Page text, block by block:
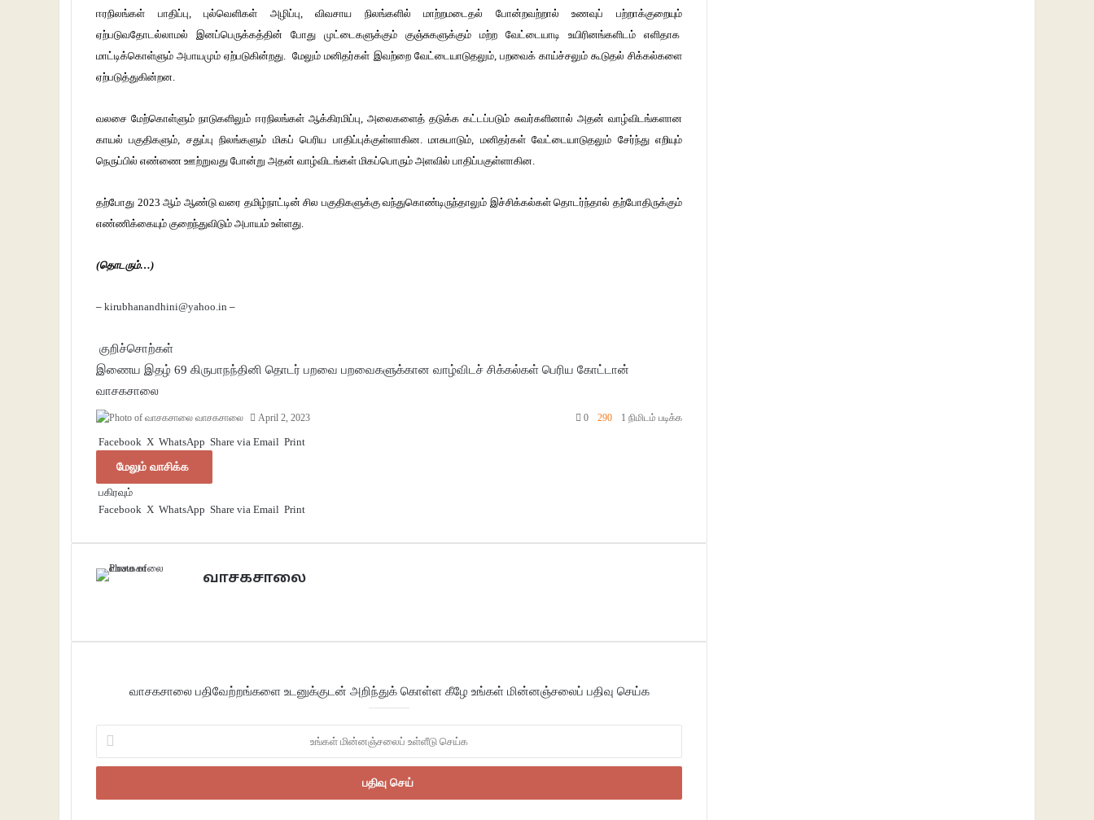
ஈரநிலங்கள் பாதிப்பு, புல்வெளிகள் அழிப்பு, விவசாய நிலங்களில் மாற்றமடைதல் போன்றவற்றால் உணவுப் பற்றாக்குறையும்
ஏற்படுவதோடல்லாமல் இனப்பெருக்கத்தின் போது முட்டைகளுக்கும் குஞ்சுகளுக்கும் மற்ற வேட்டையாடி உயிரினங்களிடம் எளிதாக
மாட்டிக்கொள்ளும் அபாயமும் ஏற்படுகின்றது. மேலும் மனிதர்கள் இவற்றை வேட்டையாடுதலும், பறவைக் காய்ச்சலும் கூடுதல் சிக்கல்களை
ஏற்படுத்துகின்றன.
வலசை மேற்கொள்ளும் நாடுகளிலும் ஈரநிலங்கள் ஆக்கிரமிப்பு, அலைகளைத் தடுக்க கட்டப்படும் சுவர்களினால் அதன் வாழ்விடங்களான
காயல் பகுதிகளும், சதுப்பு நிலங்களும் மிகப் பெரிய பாதிப்புக்குள்ளாகின. மாசுபாடும், மனிதர்கள் வேட்டையாடுதலும் சேர்ந்து எறியும்
நெருப்பில் எண்ணை ஊற்றுவது போன்று அதன் வாழ்விடங்கள் மிகப்பொரும் அளவில் பாதிப்பகுள்ளாகின.
தற்போது 2023 ஆம் ஆண்டு வரை தமிழ்நாட்டின் சில பகுதிகளுக்கு வந்துகொண்டிருந்தாலும் இச்சிக்கல்கள் தொடர்ந்தால் தற்போதிருக்கும்
எண்ணிக்கையும் குறைந்துவிடும் அபாயம் உள்ளது.
(தொடரும்…)
– kirubhanandhini@yahoo.in –
குறிச்சொற்கள்
இணைய இதழ் 69 கிருபாநந்தினி தொடர் பறவை பறவைகளுக்கான வாழ்விடச் சிக்கல்கள் பெரிய கோட்டான்
வாசகசாலை
வாசகசாலை April 2, 2023 0 290 1 நிமிடம் படிக்க
Facebook X WhatsApp Share via Email Print
மேலும் வாசிக்க
பகிரவும்
Facebook X WhatsApp Share via Email Print
வாசகசாலை
வாசகசாலை பதிவேற்றங்களை உடனுக்குடன் அறிந்துக் கொள்ள கீழே உங்கள் மின்னஞ்சலைப் பதிவு செய்க
உங்கள்
மின்னஞ்சலைப்
உள்ளீடு